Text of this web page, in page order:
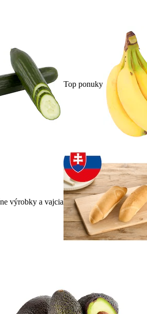
Top ponuky
výrobky a vajcia